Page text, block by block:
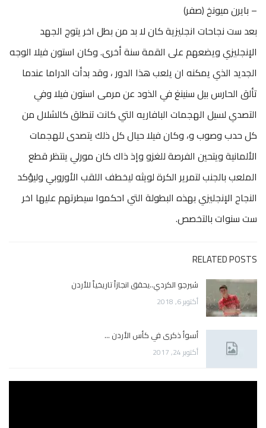
– بايرن ميونخ (صفر)
بعد ست نجاحات انجليزية كان لا بد من بطل اخر يتوج الجهد
الإنجليزي ويضعهم على القمة سنة أخرى. وكان استون فيلا الوجه
الجديد الذي يمكنه ان يلعب هذا الدور ، وقد بدأت الدراما عندما
تألق الحارس بيل سنينغ في الذود عن مرمى استون فيلا وفي
التصدي لسيل الهجمات البافاريه التي كانت تنطلق كالشلال من
كل حدب وصوب و، وكان فيلا حيال كل ذلك يتصدى للهجمات
الألمانية ويتحين الفرصة للغزو وإذ ذاك كان مورلي ينتظر قطع
الملعب بالجنب لتمرير الكرة لويثه ليخطف اللقب الأوروبي وليؤكد
النجاح الإنجليزي بهذه البطولة التي احكموا سيطرتهم عليها اخر
ست سنوات بالتخصص.
RELATED POSTS
شيرجو الكردي..يحقق انجازاً تاريخياً للأردن
أكتوبر 6, 2018
أسوأ ذكرى في كأس الأردن …
أكتوبر 24, 2017